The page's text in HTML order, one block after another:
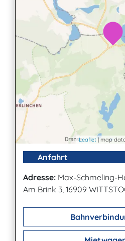
Leaflet| map
Anfahrt
Adresse: Max-Schmeling-
Am Brink 3, 16909